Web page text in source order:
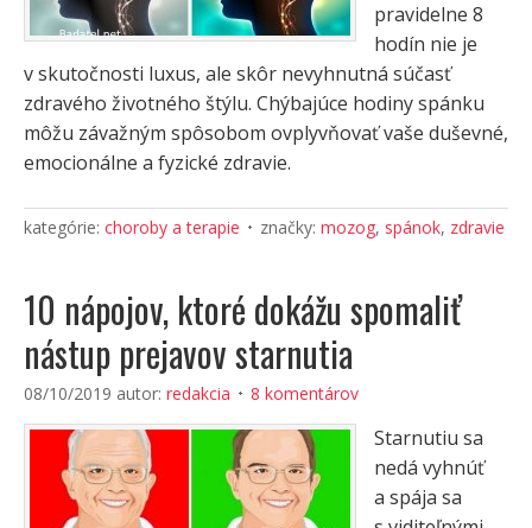
pravidelne 8
hodín nie je
v skutočnosti luxus, ale skôr nevyhnutná súčasť
zdravého životného štýlu. Chýbajúce hodiny spánku
môžu závažným spôsobom ovplyvňovať vaše duševné,
emocionálne a fyzické zdravie.
kategórie: choroby a terapie značky: mozog, spánok, zdravie
10 nápojov, ktoré dokážu spomaliť
nástup prejavov starnutia
08/10/2019 autor: redakcia 8 komentárov
Starnutiu sa
nedá vyhnúť
a spája sa